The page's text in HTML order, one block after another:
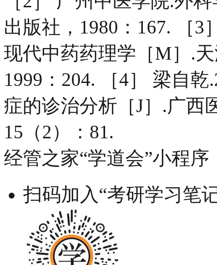
出版社，1980：167. ［3
现代中药药理学［M］.
1999：204. ［4］ 梁自
症的诊治分析［J］.广西
15（2）：81.
经管之家“学道会”小程序
扫码加入“考研学习笔